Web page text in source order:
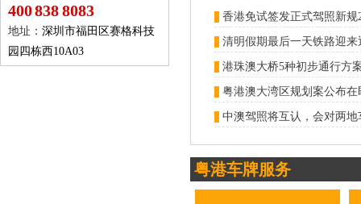
400 838 8083
地址： 深圳市福田区赛格科技
园四栋西10A03
中澳驾照将互认，会对两
粤港车牌服务